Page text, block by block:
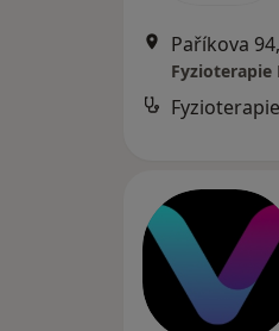
Paříkova
Fyzioterapie
Fyzioterapie